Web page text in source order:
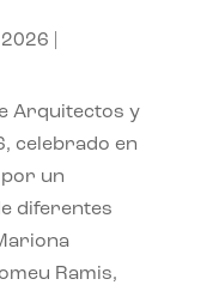
Arquitectos y
celebrado en
un
diferentes
Ramis,